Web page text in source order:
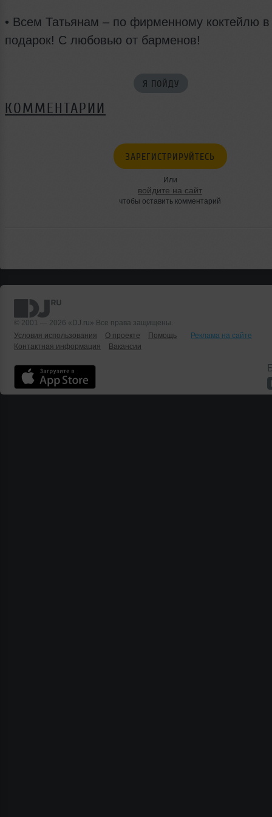
• Всем Татьянам – по фирменному коктейлю в
подарок! С любовью от барменов!
Я ПОЙДУ
КОММЕНТАРИИ
ЗАРЕГИСТРИРУЙТЕСЬ
Или
войдите на сайт
чтобы оставить комментарий
© 2001 — 2026 «DJ.ru» Все права защищены.
Условия использования
О проекте Помощь
Реклама на сайте
Контактная информация
Вакансии